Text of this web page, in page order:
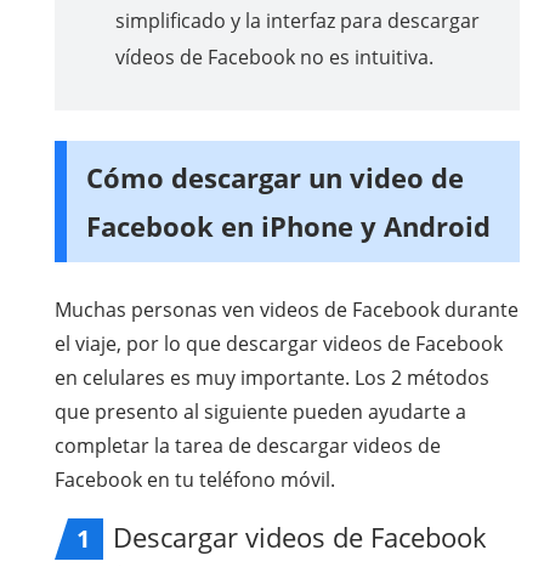
simplificado y la interfaz para descargar
vídeos de Facebook no es intuitiva.
Cómo descargar un video de
Facebook en iPhone y Android
Muchas personas ven videos de Facebook durante
el viaje, por lo que descargar videos de Facebook
en celulares es muy importante. Los 2 métodos
que presento al siguiente pueden ayudarte a
completar la tarea de descargar videos de
Facebook en tu teléfono móvil.
1
Descargar videos de Facebook